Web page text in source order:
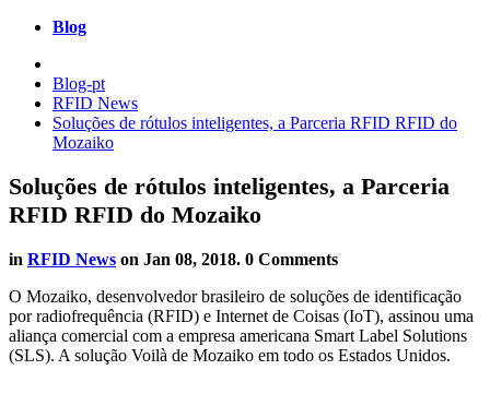
Blog
Blog-pt
RFID News
Soluções de rótulos inteligentes, a Parceria RFID RFID do
Mozaiko
Soluções de rótulos inteligentes, a Parceria
RFID RFID do Mozaiko
in RFID News on Jan 08, 2018. 0 Comments
O Mozaiko, desenvolvedor brasileiro de soluções de identificação
por radiofrequência (RFID) e Internet de Coisas (IoT), assinou uma
aliança comercial com a empresa americana Smart Label Solutions
(SLS). A solução Voilà de Mozaiko em todo os Estados Unidos.